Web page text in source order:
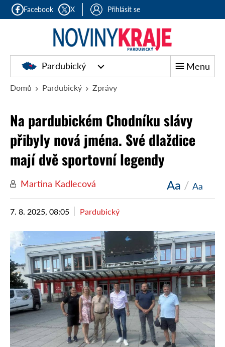
Facebook X Přihlásit se
Pardubický Menu
Domů Pardubický Zprávy
Na pardubickém Chodníku slávy
přibyly nová jména. Své dlaždice
mají dvě sportovní legendy
Martina Kadlecová Aa / Aa
7. 8. 2025, 08:05 Pardubický